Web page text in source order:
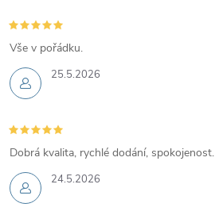
25.5.2026
Vše v pořádku.
24.5.2026
Dobrá kvalita, rychlé dodání, spokojenost.